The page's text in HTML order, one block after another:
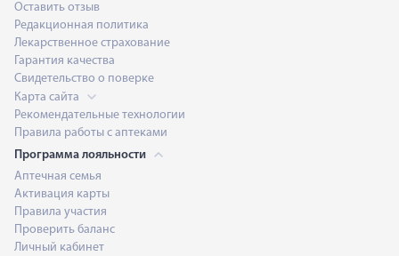
Оставить отзыв
Редакционная политика
Лекарственное страхование
Гарантия качества
Свидетельство о поверке
Карта сайта
Рекомендательные технологии
Правила работы с аптеками
Программа лояльности
Аптечная семья
Активация карты
Правила участия
Проверить баланс
Личный кабинет